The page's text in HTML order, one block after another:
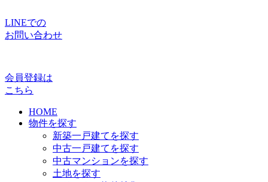
LINEでの
お問い合わせ
会員登録は
こちら
HOME
物件を探す
新築一戸建てを探す
中古一戸建てを探す
中古マンションを探す
土地を探す